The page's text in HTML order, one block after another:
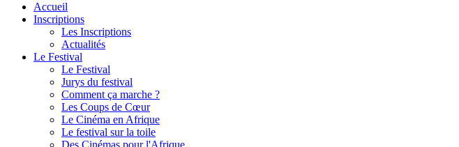
Accueil
Inscriptions
Les Inscriptions
Actualités
Le Festival
Le Festival
Jurys du festival
Comment ça marche ?
Les Coups de Cœur
Le Cinéma en Afrique
Le festival sur la toile
Des Cinémas pour l'Afrique